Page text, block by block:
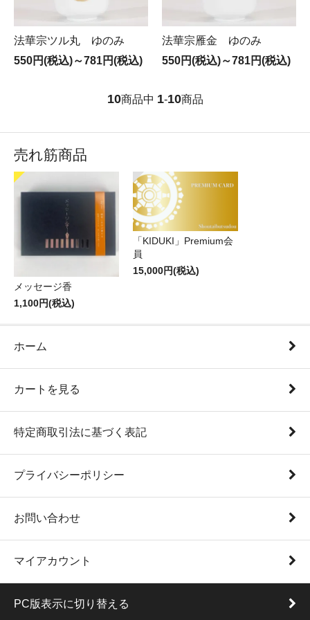
法華宗ツル丸 ゆのみ
550円(税込)～781円(税込)
法華宗雁金 ゆのみ
550円(税込)～781円(税込)
10商品中 1-10商品
売れ筋商品
メッセージ香
1,100円(税込)
「KIDUKI」Premium会
員
15,000円(税込)
ホーム
カートを見る
特定商取引法に基づく表記
プライバシーポリシー
お問い合わせ
マイアカウント
PC版表示に切り替える